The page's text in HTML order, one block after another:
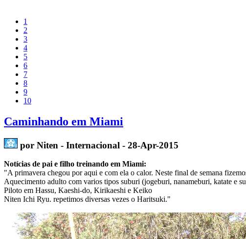
1
2
3
4
5
6
7
8
9
10
Caminhando em Miami
por Niten - Internacional - 28-Apr-2015
Notícias de pai e filho treinando em Miami:
"A primavera chegou por aqui e com ela o calor. Neste final de semana
Aquecimento adulto com varios tipos suburi (jogeburi, nanameburi, katate e
Piloto em Hassu, Kaeshi-do, Kirikaeshi e Keiko
Niten Ichi Ryu. repetimos diversas vezes o Haritsuki."